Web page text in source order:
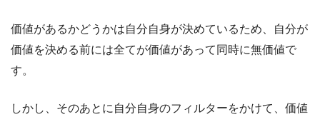
価値があるかどうかは自分自身が決めているため、自分が
価値を決める前には全てが価値があって同時に無価値で
す。
しかし、そのあとに自分自身のフィルターをかけて、価値